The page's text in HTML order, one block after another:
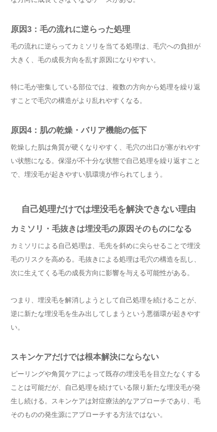
原因3：毛の流れに逆らった処理
毛の流れに逆らってカミソリを当てる処理は、毛穴への負担が
大きく、毛の成長方向を乱す原因になりやすい。
特に毛が密集している部位では、複数の方向から処理を繰り返
すことで毛穴の構造がより乱れやすくなる。
原因4：肌の乾燥・バリア機能の低下
乾燥した肌は角質が硬くなりやすく、毛穴の出口が塞がれやす
い状態になる。保湿が不十分な状態で自己処理を繰り返すこと
で、埋没毛が起きやすい肌環境が作られてしまう。
自己処理だけでは埋没毛を解決できない理由
カミソリ・毛抜きは埋没毛の原因そのものになる
カミソリによる自己処理は、毛先を斜めに尖らせることで埋没
毛のリスクを高める。毛抜きによる処理は毛穴の構造を乱し、
次に生えてくる毛の成長方向に影響を与える可能性がある。
つまり、埋没毛を解消しようとして自己処理を続けることが、
逆に新たな埋没毛を生み出してしまうという悪循環が起きやす
い。
スキンケアだけでは根本解決にならない
ピーリングや角質ケアによって既存の埋没毛を目立たなくする
ことは可能だが、自己処理を続けている限り新たな埋没毛が発
生し続ける。スキンケアは対症療法的なアプローチであり、毛
そのものの発生源にアプローチする方法ではない。